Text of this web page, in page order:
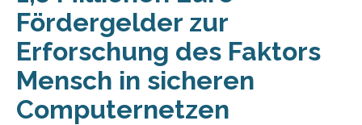
Fördergelder zur
Erforschung des Faktors
Mensch in sicheren
Computernetzen